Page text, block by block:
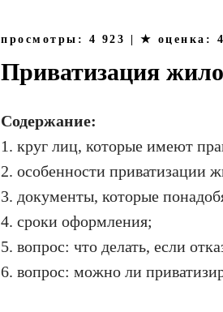
просмотры: 4 923 | ★ оценка:
Приватизация
Содержание:
1. круг лиц, которые имеют
2. особенности приватизации
3. документы, которые
4. сроки оформления;
5. вопрос: что делать, если
6. вопрос: можно ли